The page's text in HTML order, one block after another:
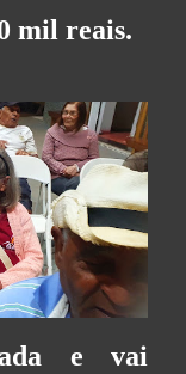
mil reais.
e vai